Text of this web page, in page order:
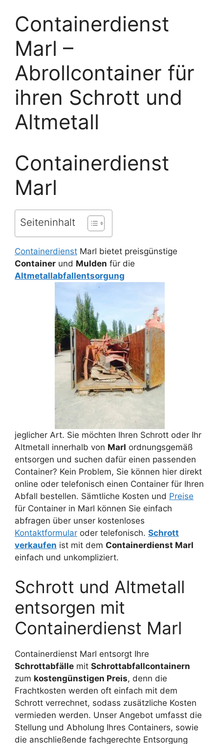
Containerdienst
Marl –
Abrollcontainer für
ihren Schrott und
Altmetall
Containerdienst
Marl
Seiteninhalt
Containerdienst Marl bietet preisgünstige
Container und Mulden für die
Altmetallabfallentsorgung
jeglicher Art. Sie möchten Ihren Schrott oder Ihr
Altmetall innerhalb von Marl ordnungsgemäß
entsorgen und suchen dafür einen passenden
Container? Kein Problem, Sie können hier direkt
online oder telefonisch einen Container für Ihren
Abfall bestellen. Sämtliche Kosten und Preise
für Container in Marl können Sie einfach
abfragen über unser kostenloses
Kontaktformular oder telefonisch. Schrott
verkaufen ist mit dem Containerdienst Marl
einfach und unkompliziert.
Schrott und Altmetall
entsorgen mit
Containerdienst Marl
Containerdienst Marl entsorgt Ihre
Schrottabfälle mit Schrottabfallcontainern
zum kostengünstigen Preis, denn die
Frachtkosten werden oft einfach mit dem
Schrott verrechnet, sodass zusätzliche Kosten
vermieden werden. Unser Angebot umfasst die
Stellung und Abholung Ihres Containers, sowie
die anschließende fachgerechte Entsorgung